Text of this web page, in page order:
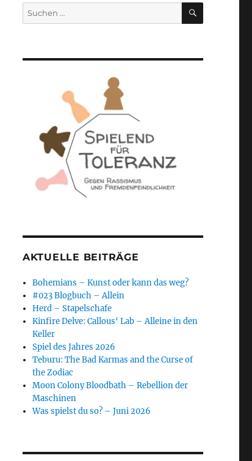
Suchen
nach:
SUCHEN
AKTUELLE BEITRÄGE
Bohemians – Kunst oder kann das weg?
#023 Blogbuch – Allein
Herd – Stapelschafe
Kinfire Delve: Callous‘ Lab – Alleine in den
Keller
Spiel des Jahres 2026
Teburu: The Bad Karmas and the Curse of
the Zodiac
Moon Colony Bloodbath – Rebellion der
Maschinen
Was spielst du so? – Juni 2026